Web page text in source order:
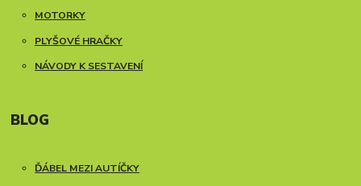
MOTORKY
PLYŠOVÉ HRAČKY
NÁVODY K SESTAVENÍ
BLOG
ĎÁBEL MEZI AUTÍČKY